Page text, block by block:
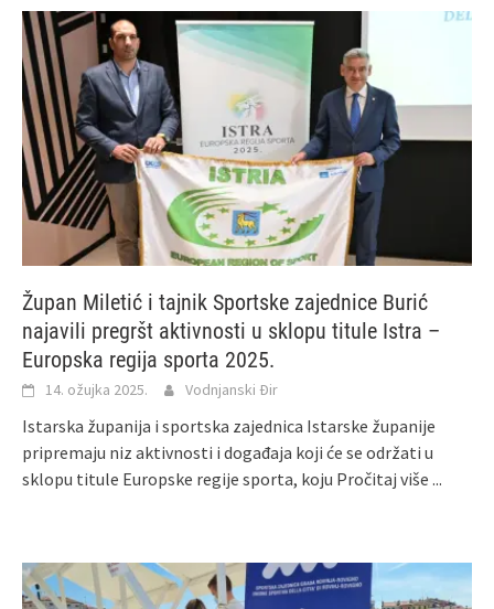
Župan Miletić i tajnik Sportske zajednice Burić
najavili pregršt aktivnosti u sklopu titule Istra –
Europska regija sporta 2025.
14. ožujka 2025. Vodnjanski Đir
Istarska županija i sportska zajednica Istarske županije
pripremaju niz aktivnosti i događaja koji će se održati u
sklopu titule Europske regije sporta, koju Pročitaj više ...